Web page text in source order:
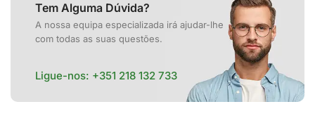
Tem Alguma Dúvida?
A nossa equipa especializada irá ajudar-lhe
com todas as suas questões.
Ligue-nos: +351 218 132 733